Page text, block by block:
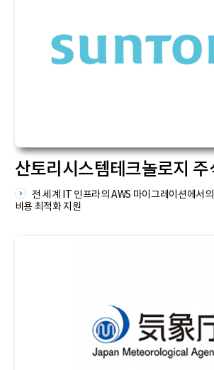
산토리시스템테크놀로지 주
전 세계 IT 인프라의 AWS 마이그레이션에서
비용 최적화 지원